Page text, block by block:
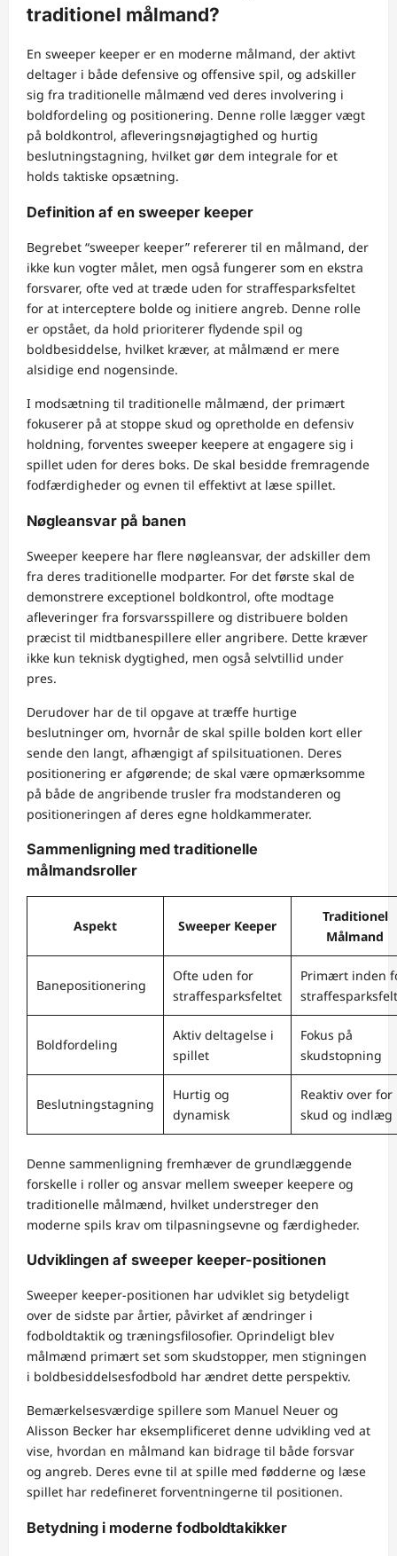
traditionel målmand?
En sweeper keeper er en moderne målmand, der aktivt
deltager i både defensive og offensive spil, og adskiller
sig fra traditionelle målmænd ved deres involvering i
boldfordeling og positionering. Denne rolle lægger vægt
på boldkontrol, afleveringsnøjagtighed og hurtig
beslutningstagning, hvilket gør dem integrale for et
holds taktiske opsætning.
Definition af en sweeper keeper
Begrebet “sweeper keeper” refererer til en målmand, der
ikke kun vogter målet, men også fungerer som en ekstra
forsvarer, ofte ved at træde uden for straffesparksfeltet
for at interceptere bolde og initiere angreb. Denne rolle
er opstået, da hold prioriterer flydende spil og
boldbesiddelse, hvilket kræver, at målmænd er mere
alsidige end nogensinde.
I modsætning til traditionelle målmænd, der primært
fokuserer på at stoppe skud og opretholde en defensiv
holdning, forventes sweeper keepere at engagere sig i
spillet uden for deres boks. De skal besidde fremragende
fodfærdigheder og evnen til effektivt at læse spillet.
Nøgleansvar på banen
Sweeper keepere har flere nøgleansvar, der adskiller dem
fra deres traditionelle modparter. For det første skal de
demonstrere exceptionel boldkontrol, ofte modtage
afleveringer fra forsvarsspillere og distribuere bolden
præcist til midtbanespillere eller angribere. Dette kræver
ikke kun teknisk dygtighed, men også selvtillid under
pres.
Derudover har de til opgave at træffe hurtige
beslutninger om, hvornår de skal spille bolden kort eller
sende den langt, afhængigt af spilsituationen. Deres
positionering er afgørende; de skal være opmærksomme
på både de angribende trusler fra modstanderen og
positioneringen af deres egne holdkammerater.
Sammenligning med traditionelle
målmandsroller
Aspekt Sweeper Keeper
Traditionel
Målmand
Banepositionering
Ofte uden for
straffesparksfeltet
Primært inden
Boldfordeling
Aktiv deltagelse i
spillet
Fokus på
skudstopning
Beslutningstagning
Hurtig og
dynamisk
Reaktiv over for
skud og indlæg
Denne sammenligning fremhæver de grundlæggende
forskelle i roller og ansvar mellem sweeper keepere og
traditionelle målmænd, hvilket understreger den
moderne spils krav om tilpasningsevne og færdigheder.
Udviklingen af sweeper keeper-positionen
Sweeper keeper-positionen har udviklet sig betydeligt
over de sidste par årtier, påvirket af ændringer i
fodboldtaktik og træningsfilosofier. Oprindeligt blev
målmænd primært set som skudstopper, men stigningen
i boldbesiddelsesfodbold har ændret dette perspektiv.
Bemærkelsesværdige spillere som Manuel Neuer og
Alisson Becker har eksemplificeret denne udvikling ved at
vise, hvordan en målmand kan bidrage til både forsvar
og angreb. Deres evne til at spille med fødderne og læse
spillet har redefineret forventningerne til positionen.
Betydning i moderne fodboldtakikker